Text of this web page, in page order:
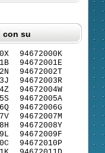
con su
94672000K
94672001E
94672002T
94672003R
94672004W
94672005A
94672006G
94672007M
94672008Y
94672009F
94672010P